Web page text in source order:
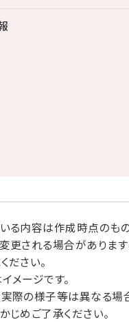
る内容は作成時点のもの
更される場合がありま
ださい。
メージです。
際の様子等は異なる場
じめご了承ください。